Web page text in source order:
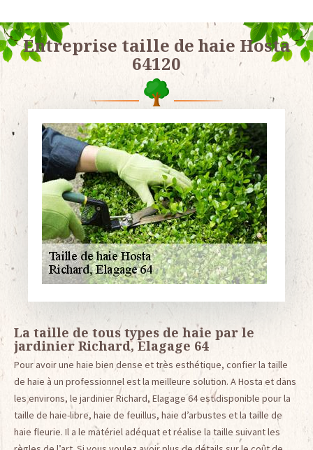
Entreprise taille de haie Hosta
64120
La taille de tous types de haie par le
jardinier Richard, Elagage 64
Pour avoir une haie bien dense et très esthétique, confier la taille
de haie à un professionnel est la meilleure solution. A Hosta et dans
les environs, le jardinier Richard, Elagage 64 est disponible pour la
taille de haie-libre, haie de feuillus, haie d’arbustes et la taille de
haie fleurie. Il a le matériel adéquat et réalise la taille suivant les